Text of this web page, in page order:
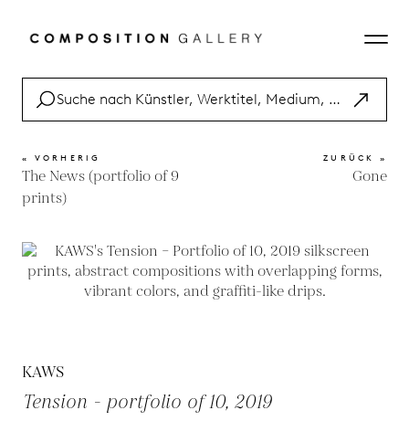
« VORHERIG
The News (portfolio of 9
prints)
ZURÜCK »
Gone
KAWS
Tension - portfolio of 10, 2019